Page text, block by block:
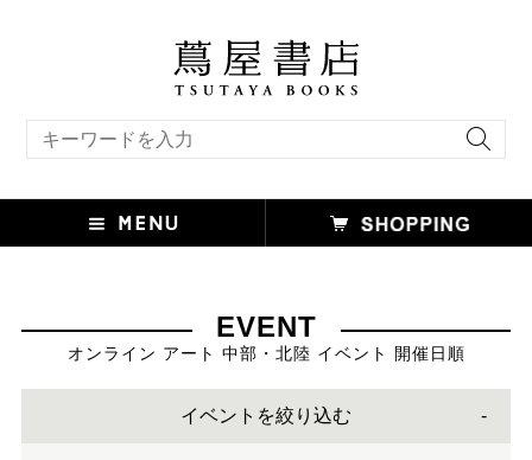
EVENT
オンライン アート 中部・北陸 イベント 開催日順
イベントを絞り込む